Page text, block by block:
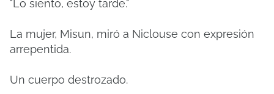
"Lo siento, estoy tarde."
La mujer, Misun, miró a Niclouse con expresión
arrepentida.
Un cuerpo destrozado.